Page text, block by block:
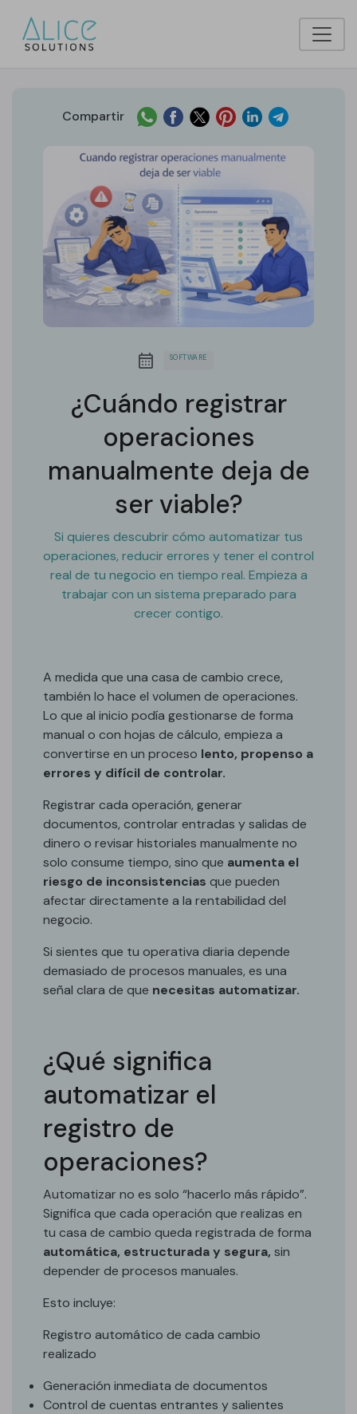
Compartir
SOFTWARE
¿Cuándo registrar
operaciones
manualmente deja de
ser viable?
Si quieres descubrir cómo automatizar tus
operaciones, reducir errores y tener el control
real de tu negocio en tiempo real. Empieza a
trabajar con un sistema preparado para
crecer contigo.
A medida que una casa de cambio crece,
también lo hace el volumen de operaciones.
Lo que al inicio podía gestionarse de forma
manual o con hojas de cálculo, empieza a
convertirse en un proceso lento, propenso a
errores y difícil de controlar.
Registrar cada operación, generar
documentos, controlar entradas y salidas de
dinero o revisar historiales manualmente no
solo consume tiempo, sino que aumenta el
riesgo de inconsistencias que pueden
afectar directamente a la rentabilidad del
negocio.
Si sientes que tu operativa diaria depende
demasiado de procesos manuales, es una
señal clara de que necesitas automatizar.
¿Qué significa
automatizar el
registro de
operaciones?
Automatizar no es solo “hacerlo más rápido”.
Significa que cada operación que realizas en
tu casa de cambio queda registrada de forma
automática, estructurada y segura, sin
depender de procesos manuales.
Esto incluye:
Registro automático de cada cambio
realizado
Generación inmediata de documentos
Control de cuentas entrantes y salientes